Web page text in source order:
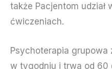
także Pacjentom udział
ćwiczeniach.
Psychoterapia grupowa
w tygodniu i trwa od 60